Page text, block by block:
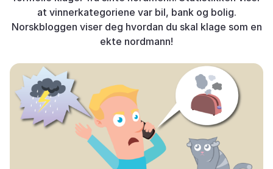
at vinnerkategoriene var bil, bank og bolig.
Norskbloggen viser deg hvordan du skal klage som en
ekte nordmann!